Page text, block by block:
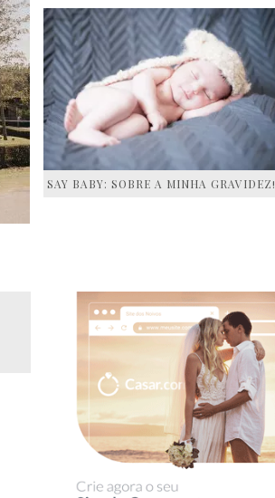
SAY BABY: SOBRE A MINHA GRAVIDEZ!
SIDEBAR